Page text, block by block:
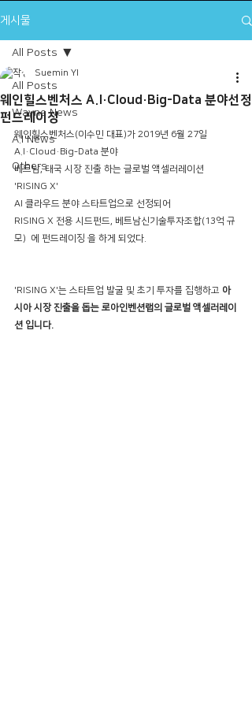
게시물
All Posts
Wayne News
A.I News
Others
All Posts
웨인힐스벤처스 A.I·Cloud·Big-Data 분야선정
펀드레이징
Suemin YI
웨인힐스벤처스(이수민 대표)가 2019년 6월 27일
A.I·Cloud·Big-Data 분야
베트남, 태국 시장 진출 하는 글로벌 액셀러레이션
'RISING X'
AI 클라우드 분야 스타트업으로 선정되어
RISING X 전용 시드펀드, 베트남신기술투자조합(13억 규
모)  에 펀드레이징 을 하게 되었다.
'RISING X'는 스타트업 발굴 및 초기 투자를 집행하고 아
시아 시장 진출을 돕는 로아인벤션랩의 글로벌 액셀러레이
션 입니다.